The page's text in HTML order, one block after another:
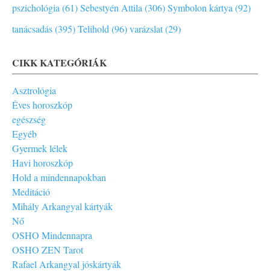
pszichológia (61)Sebestyén Attila (306)Symbolon kártya (92)
tanácsadás (395)Telihold (96)varázslat (29)
CIKK KATEGÓRIÁK
Asztrológia
Éves horoszkóp
egészség
Egyéb
Gyermek lélek
Havi horoszkóp
Hold a mindennapokban
Meditáció
Mihály Arkangyal kártyák
Nő
OSHO Mindennapra
OSHO ZEN Tarot
Rafael Arkangyal jóskártyák